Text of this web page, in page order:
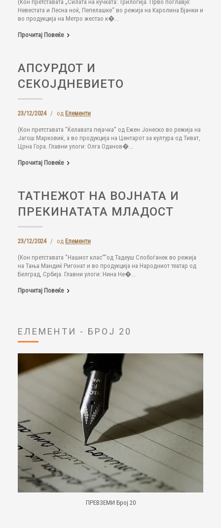
(Кон претставата „Силата на кучката: Трилогија. Прво поглавје:
Невестата и Лесна ноќ, Пепелашке“ во режија на Каролина Бјанки и
во продукција на Метро жестао к�...
Прочитај Повеќе
АПСУРДОТ И
СЕКОЈДНЕВИЕТО
23/12/2024 / од Елементи
(Кон претставата "Ќелавата пејачка" од Ежен Јонеско во режија на
Јагош Марковиќ, а во продукција на Центарот за култура од Тиват,
Црна Гора. Главни улоги: Олга Оданов�...
Прочитај Повеќе
ТАТНЕЖОТ НА ВОЈНАТА И
ПРЕКИНАТАТА МЛАДОСТ
23/12/2024 / од Елементи
(Кон претставата "Нашиот клас“"од Тадеуш Слобоѓанек во режија
на Тања Мандиќ Ригонат и во продукција на Народниот театар од
Белград, Србија. Главни улоги: Нина Не�...
Прочитај Повеќе
ЕЛЕМЕНТИ - БРОЈ 20
ПРЕВЗЕМИ Број 20